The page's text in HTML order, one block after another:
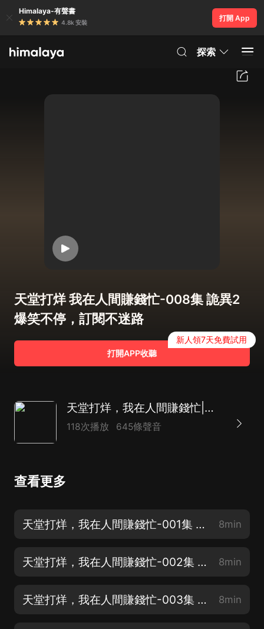
Himalaya-有聲書
4.8k 安裝
打開 App
探索
天堂打烊 我在人間賺錢忙-008集 詭異2
爆笑不停，訂閱不迷路
打開APP收聽
新人領7天免費試用
天堂打烊，我在人間賺錢忙|廣播劇|爆笑|爽文|異術超能|經營流
118次播放 645條聲音
查看更多
天堂打烊，我在人間賺錢忙-001集 中二聊天群 爆笑不停，訂閱不迷路 8min
天堂打烊，我在人間賺錢忙-002集 有病，得治 爆笑不停，訂閱不迷路 8min
天堂打烊，我在人間賺錢忙-003集 孟婆雙馬尾 爆笑不停，訂閱不迷路 8min